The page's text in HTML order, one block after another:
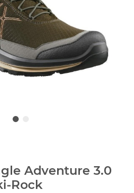
Adventure 3.0
Rock